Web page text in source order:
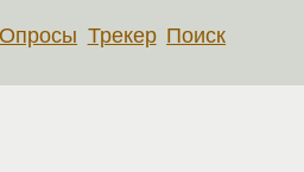
Опросы Трекер Поиск